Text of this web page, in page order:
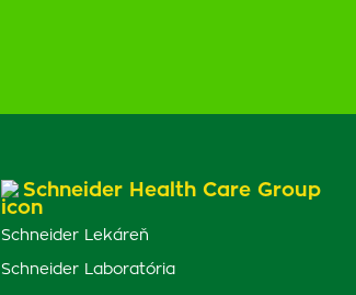
Schneider Health Care Group
Schneider Lekáreň
Schneider Laboratória